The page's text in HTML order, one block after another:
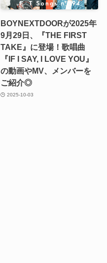
BOYNEXTDOORが2025年
9月29日、『THE FIRST
TAKE』に登場！歌唱曲
『IF I SAY, I LOVE YOU』
の動画やMV、メンバーを
ご紹介◎
2025-10-03